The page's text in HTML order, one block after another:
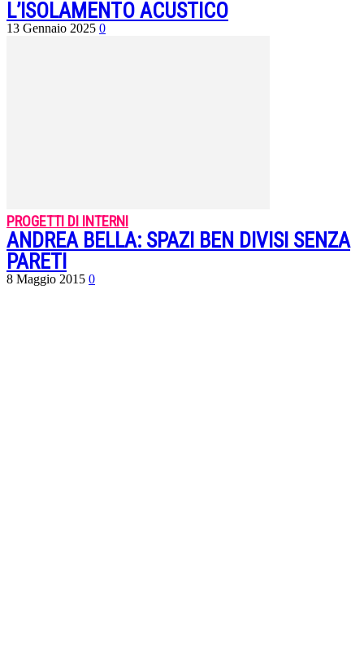
L’ISOLAMENTO ACUSTICO
13 Gennaio 2025 0
PROGETTI DI INTERNI
ANDREA BELLA: SPAZI BEN DIVISI SENZA
PARETI
8 Maggio 2015 0